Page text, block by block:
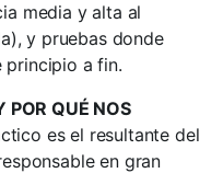
media y alta al
y pruebas donde
principio a fin.
POR QUÉ NOS
es el resultante del
en gran